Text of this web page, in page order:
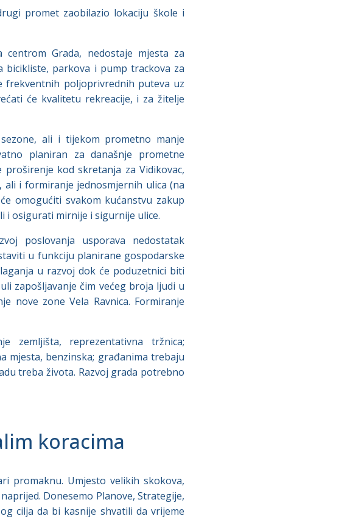
promet zaobilazio lokaciju škole i
Grada, nedostaje mjesta za
parkova i pump trackova za
frekventnih poljoprivrednih puteva uz
će kvalitetu rekreacije, i za žitelje
ali i tijekom prometno manje
planiran za današnje prometne
kod skretanja za Vidikovac,
i formiranje jednosmjernih ulica (na
omogućiti svakom kućanstvu zakup
i osigurati mirnije i sigurnije ulice.
poslovanja usporava nedostatak
u funkciju planirane gospodarske
u razvoj dok će poduzetnici biti
zapošljavanje čim većeg broja ljudi u
nove zone Vela Ravnica. Formiranje
zemljišta, reprezentativna tržnica;
mjesta, benzinska; građanima trebaju
treba života. Razvoj grada potrebno
koracima
promaknu. Umjesto velikih skokova,
Donesemo Planove, Strategije,
cilja da bi kasnije shvatili da vrijeme